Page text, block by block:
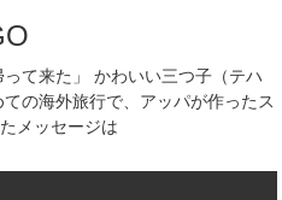
て来た」 かわいい三つ子（テハ
の海外旅行で、アッパが作ったス
メッセージは